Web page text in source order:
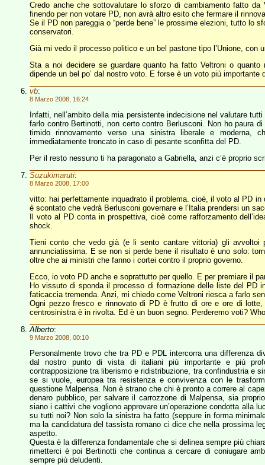
Credo anche che sottovalutare lo sforzo di cambiamento fatto
finendo per non votare PD, non avrà altro esito che fermare il
Se il PD non pareggia o “perde bene” le prossime elezioni, tutto lo
conservatori.
Già mi vedo il processo politico e un bel pastone tipo l’Unione,
Sta a noi decidere se guardare quanto ha fatto Veltroni o
dipende un bel po’ dal nostro voto. E forse è un voto più
vb:
8 Marzo 2008, 16:24
Infatti, nell’ambito della mia persistente indecisione nel valutare
farlo contro Bertinotti, non certo contro Berlusconi. Non ho paura
timido rinnovamento verso una sinistra liberale e moderna,
immediatamente troncato in caso di pesante sconfitta del PD.
Per il resto nessuno ti ha paragonato a Gabriella, anzi c’è proprio
Suzukimaruti:
8 Marzo 2008, 17:00
vitto: hai perfettamente inquadrato il problema. cioè, il voto al PD
è scontato che vedrà Berlusconi governare e l’Italia prendersi un
Il voto al PD conta in prospettiva, cioè come rafforzamento
shock.
Tieni conto che vedo già (e li sento cantare vittoria) gli avvoltoi
annunciatissima. E se non si perde bene il risultato è uno solo:
oltre che ai ministri che fanno i cortei contro il proprio governo.
Ecco, io voto PD anche e soprattutto per quello. E per premiare il
Ho vissuto di sponda il processo di formazione delle liste del PD
faticaccia tremenda. Anzi, mi chiedo come Veltroni riesca a farlo
Ogni pezzo fresco e rinnovato di PD è frutto di ore e ore di
centrosinistra è in rivolta. Ed è un buon segno. Perderemo voti?
Alberto:
9 Marzo 2008, 00:10
Personalmente trovo che tra PD e PDL intercorra una differenza
dal nostro punto di vista di italiani più importante e più
contrapposizione tra liberismo e ridistribuzione, tra confindustria e
se si vuole, europea tra resistenza e convivenza con le
questione Malpensa. Non è strano che chi è pronto a correre al
denaro pubblico, per salvare il carrozzone di Malpensa, sia
siano i cattivi che vogliono approvare un’operazione condotta alla
su tutti noi? Non solo la sinistra ha fatto (seppure in forma
ma la candidatura del tassista romano ci dice che nella prossima
aspetto.
Questa è la differenza fondamentale che si delinea sempre più
rimetterci è poi Bertinotti che continua a cercare di coniugare
sempre più deludenti.